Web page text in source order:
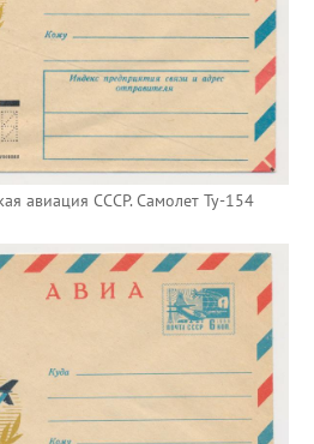
авиация СССР. Самолет Ту-154